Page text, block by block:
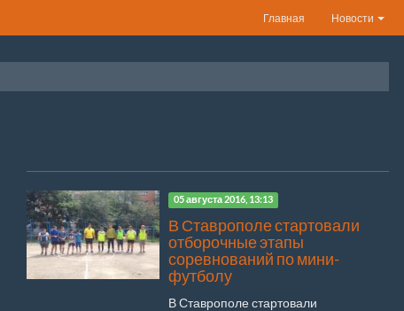
Главная Новости
05 августа 2016, 13:13
В Ставрополе стартовали
отборочные этапы
соревнований по мини-
футболу
В Ставрополе стартовали